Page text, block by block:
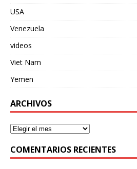
USA
Venezuela
videos
Viet Nam
Yemen
ARCHIVOS
COMENTARIOS RECIENTES